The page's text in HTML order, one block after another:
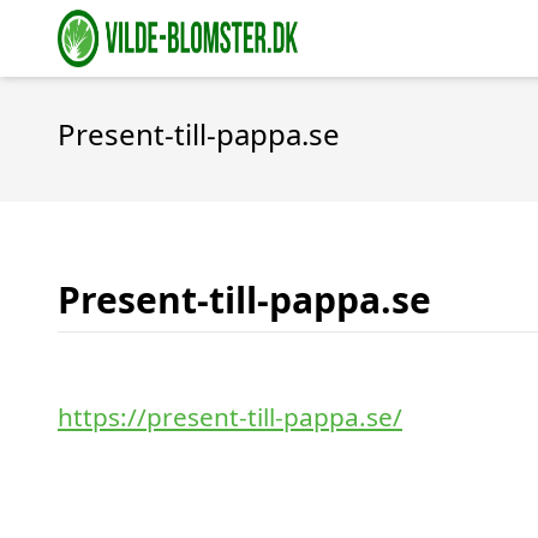
Present-till-pappa.se
Present-till-pappa.se
https://present-till-pappa.se/